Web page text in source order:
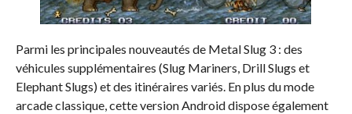
Parmi les principales nouveautés de Metal Slug 3 : des
véhicules supplémentaires (Slug Mariners, Drill Slugs et
Elephant Slugs) et des itinéraires variés. En plus du mode
arcade classique, cette version Android dispose également